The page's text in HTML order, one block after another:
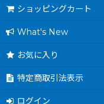
ショッピングカート
What's New
お気に入り
特定商取引法表示
ログイン